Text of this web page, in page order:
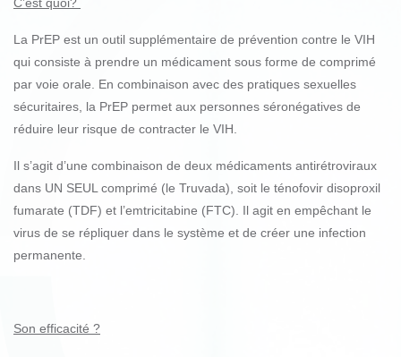
La PrEP est un outil supplémentaire de prévention contre le VIH
qui consiste à prendre un médicament sous forme de comprimé
par voie orale. En combinaison avec des pratiques sexuelles
sécuritaires, la PrEP permet aux personnes séronégatives de
réduire leur risque de contracter le VIH.
Il s’agit d’une combinaison de deux médicaments antirétroviraux
dans UN SEUL comprimé (le Truvada), soit le ténofovir disoproxil
fumarate (TDF) et l’emtricitabine (FTC). Il agit en empêchant le
virus de se répliquer dans le système et de créer une infection
permanente.
Son efficacité ?